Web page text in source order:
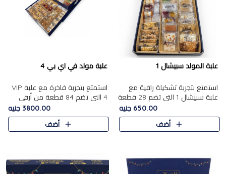
علبة المولد سبيشال 1
استمتع بتجربة تشكيلة راقية مع
علبة سبيشال 1 التي تضم 28 قطعة
من تشكيلة مختارة بعناية من أفخر
حلويات المولد المصرية الأصلية
الشرقية. تحتوي ال..
650.00 جنيه
أضف
علبة مولد في اي بي 4
استمتع بتجربة فاخرة مع علبة VIP
4 التي تضم 84 قطعة من أرقى
حلويات المولد الشرقية، في تشكيلة
غنية تجمع بين الحلويات التقليدية
والمكسرات الفاخرة. تحتوي العلبة
3800.00 جنيه
أضف